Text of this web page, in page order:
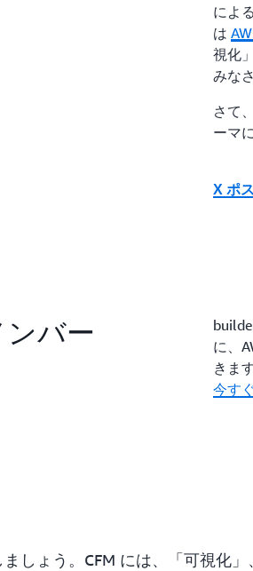
によ
は
視化
みな
さて
ーマ
X ポ
バー
に、
きま
今す
しょう。CFM には、「可視化」